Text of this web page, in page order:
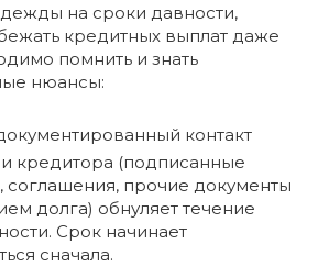
на сроки давности,
кредитных выплат даже
помнить и знать
нюансы:
контакт
кредитора (подписанные
соглашения, прочие документы
долга) обнуляет течение
Срок начинает
сначала.